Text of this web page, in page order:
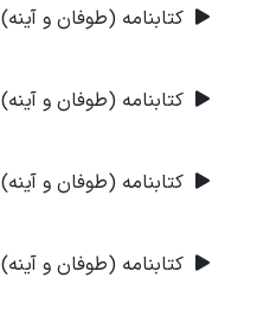
کتابنامه (طوفان و آینه) 30
کتابنامه (طوفان و آینه) 31
کتابنامه (طوفان و آینه) 32
کتابنامه (طوفان و آینه) 33